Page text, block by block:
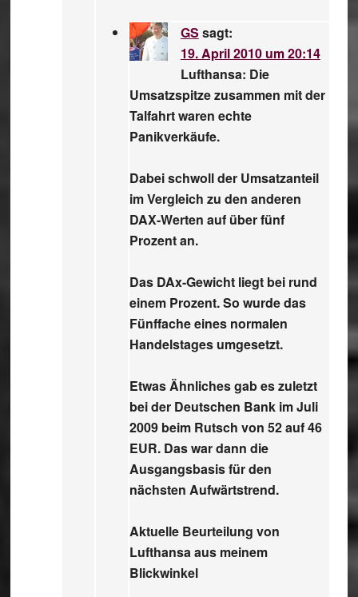
GS sagt:
19. April 2010 um 20:14
Lufthansa: Die
Umsatzspitze zusammen mit der
Talfahrt waren echte
Panikverkäufe.
Dabei schwoll der Umsatzanteil
im Vergleich zu den anderen
DAX-Werten auf über fünf
Prozent an.
Das DAx-Gewicht liegt bei rund
einem Prozent. So wurde das
Fünffache eines normalen
Handelstages umgesetzt.
Etwas Ähnliches gab es zuletzt
bei der Deutschen Bank im Juli
2009 beim Rutsch von 52 auf 46
EUR. Das war dann die
Ausgangsbasis für den
nächsten Aufwärtstrend.
Aktuelle Beurteilung von
Lufthansa aus meinem
Blickwinkel